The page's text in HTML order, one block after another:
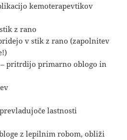
kemoterapevtikov
z rano
v stik z rano (zapolnitev
– pritrdijo primarno oblogo in
lastnosti
z lepilnim robom, obliži